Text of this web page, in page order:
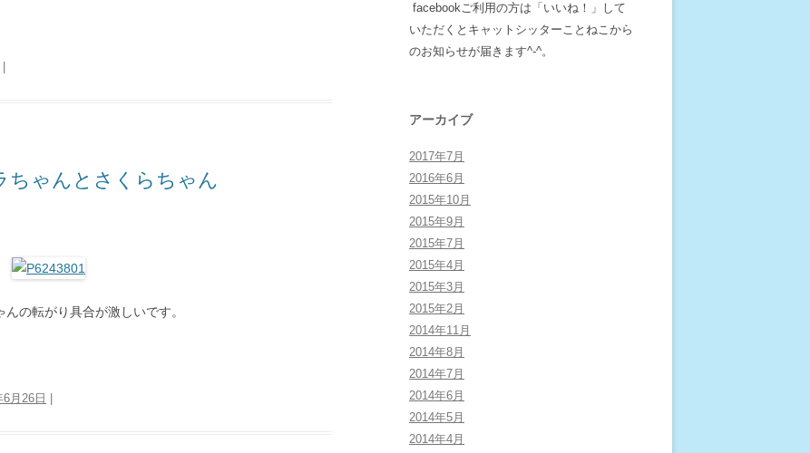
ちゃんとさくらちゃん
の転がり具合が激しいです。
月26日
facebookご利用の方は「いいね！」して
いただくとキャットシッターことねこから
のお知らせが届きます^-^。
アーカイブ
2017年7月
2016年6月
2015年10月
2015年9月
2015年7月
2015年4月
2015年3月
2015年2月
2014年11月
2014年8月
2014年7月
2014年6月
2014年5月
2014年4月